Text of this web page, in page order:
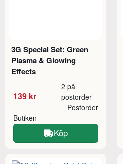
3G Special Set: Green
Plasma & Glowing
Effects
139 kr
2 på
postorder
Butiken
Postorder
Köp